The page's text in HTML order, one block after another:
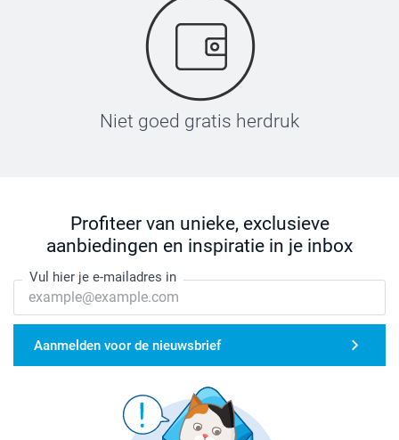
Niet goed gratis herdruk
Profiteer van unieke, exclusieve
aanbiedingen en inspiratie in je inbox
Vul hier je e-mailadres in
Aanmelden voor de nieuwsbrief